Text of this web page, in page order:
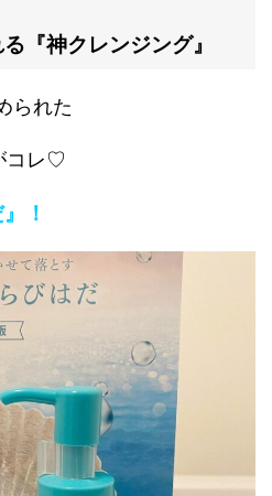
『神クレンジング』
られた
コレ♡
！